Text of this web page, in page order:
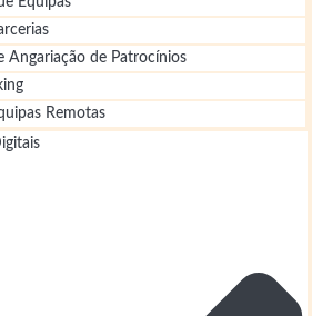
Angariação de Patrocínios
Remotas